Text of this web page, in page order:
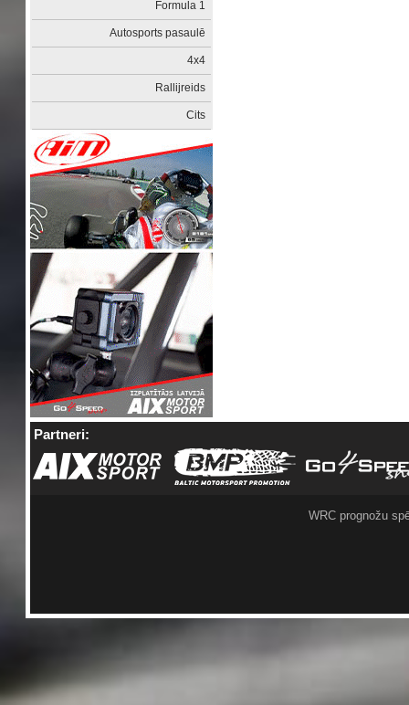
Formula 1
Autosports pasaulē
4x4
Rallijreids
Cits
Partneri:
WRC prognožu